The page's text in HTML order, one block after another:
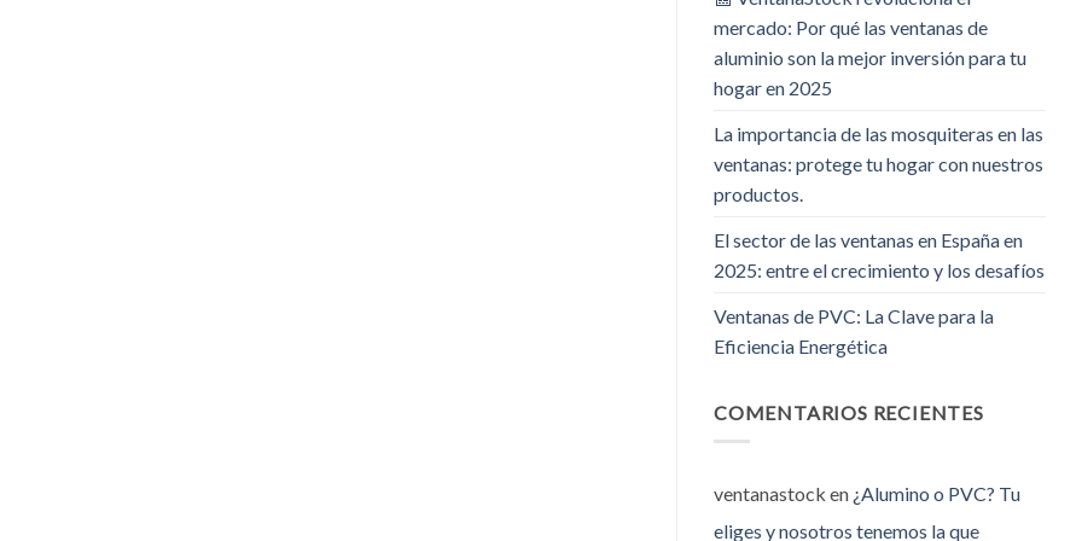
mercado: Por qué las ventanas de
aluminio son la mejor inversión para tu
hogar en 2025
La importancia de las mosquiteras en las
ventanas: protege tu hogar con nuestros
productos.
El sector de las ventanas en España en
2025: entre el crecimiento y los desafíos
Ventanas de PVC: La Clave para la
Eficiencia Energética
COMENTARIOS RECIENTES
ventanastock en ¿Alumino o PVC? Tu
eliges y nosotros tenemos la que